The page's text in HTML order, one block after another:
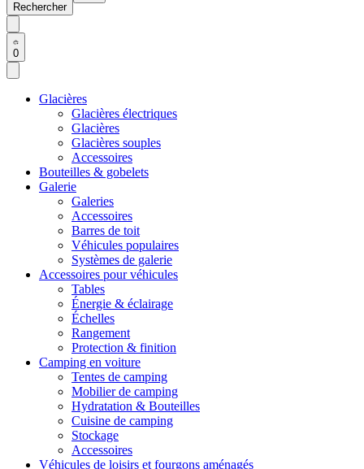
Rechercher
0
Glacières
Glacières électriques
Glacières
Glacières souples
Accessoires
Bouteilles & gobelets
Galerie
Galeries
Accessoires
Barres de toit
Véhicules populaires
Systèmes de galerie
Accessoires pour véhicules
Tables
Énergie & éclairage
Échelles
Rangement
Protection & finition
Camping en voiture
Tentes de camping
Mobilier de camping
Hydratation & Bouteilles
Cuisine de camping
Stockage
Accessoires
Véhicules de loisirs et fourgons aménagés